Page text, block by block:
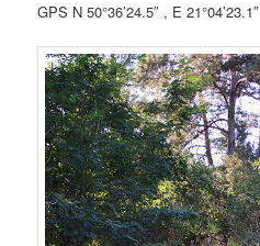
GPS N 50°36’24.5″ , E 21°04’23.1″